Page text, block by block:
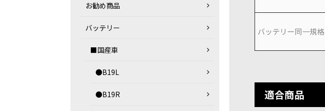
バッテリー同一規格
適合商品
お勧め商品
バッテリー
■国産車
●B19L
●B19R